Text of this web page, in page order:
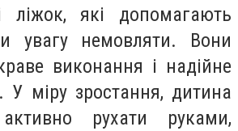
ліжок, які допомагають
увагу немовляти. Вони
виконання і надійне
У міру зростання, дитина
рухати руками,